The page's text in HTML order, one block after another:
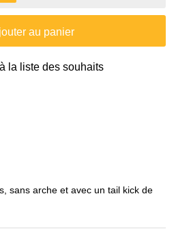
au panier
la liste des souhaits
sans arche et avec un tail kick de